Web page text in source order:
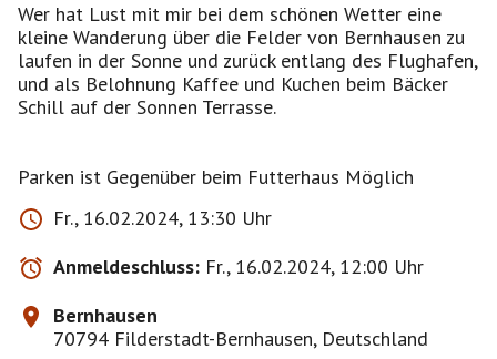
Wer hat Lust mit mir bei dem schönen Wetter eine
kleine Wanderung über die Felder von Bernhausen zu
laufen in der Sonne und zurück entlang des Flughafen,
und als Belohnung Kaffee und Kuchen beim Bäcker
Schill auf der Sonnen Terrasse.
Parken ist Gegenüber beim Futterhaus Möglich
Fr., 16.02.2024, 13:30 Uhr
Anmeldeschluss: Fr., 16.02.2024, 12:00 Uhr
Bernhausen
70794 Filderstadt-Bernhausen, Deutschland